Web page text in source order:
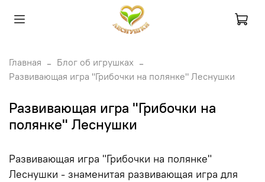
Главная
Блог об игрушках
Развивающая игра "Грибочки на полянке" Леснушки
Развивающая игра "Грибочки на
полянке" Леснушки
Развивающая игра "Грибочки на полянке"
Леснушки - знаменитая развивающая игра для